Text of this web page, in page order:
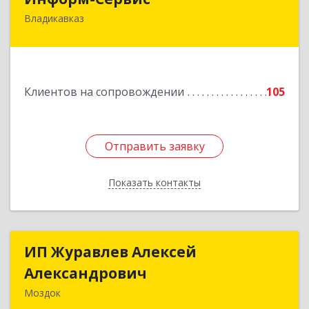
Владикавказ
Клиентов на сопровождении 105
Отправить заявку
Показать контакты
362020, Северная Осетия - Алания Респ,
Отправить заявку
Назад
ИП Журавлев Алексей
Александрович
Моздок
ИП Журавлев Алексей